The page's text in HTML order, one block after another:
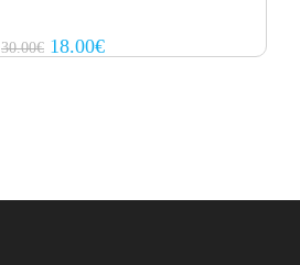
30.00€ Original
price
18.00€Current
price